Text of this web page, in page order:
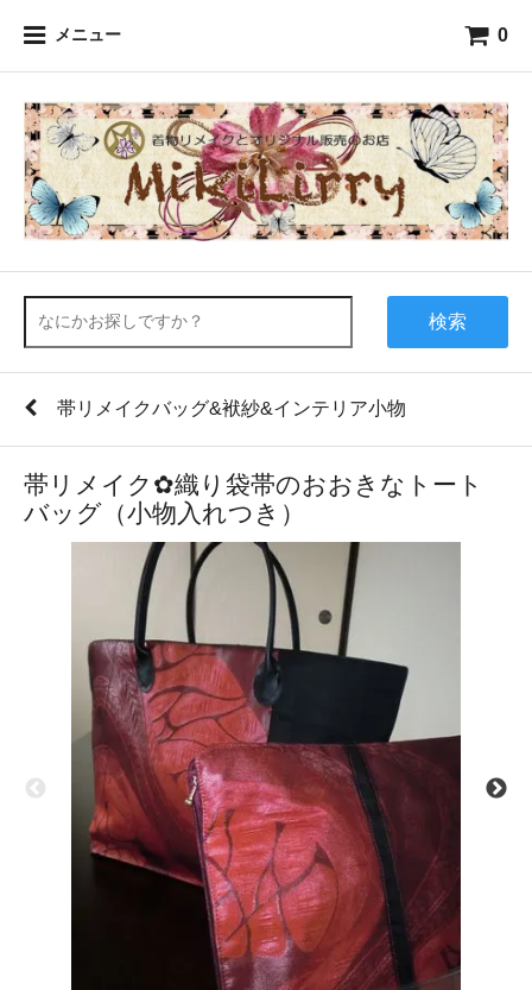
メニュー 0
検索
帯リメイクバッグ&袱紗&インテリア小物
帯リメイク✿織り袋帯のおおきなトート
バッグ（小物入れつき）